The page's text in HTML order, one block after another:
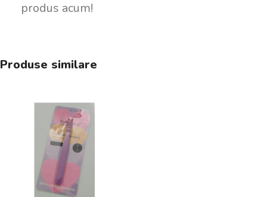
produs acum!
Produse similare